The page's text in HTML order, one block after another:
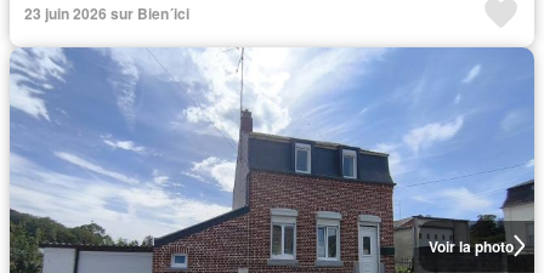
23 juin 2026 sur Bien´ici
Voir la photo